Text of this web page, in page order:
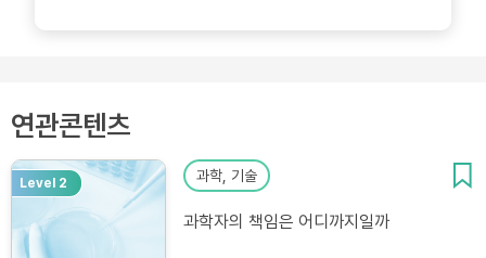
연관콘텐츠
Level 2 과학, 기술
과학자의 책임은 어디까지일까